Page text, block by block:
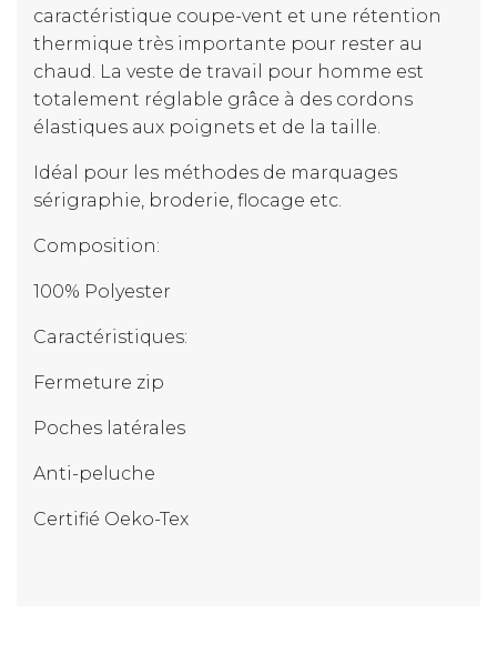
caractéristique coupe-vent et une rétention
thermique très importante pour rester au
chaud. La veste de travail pour homme est
totalement réglable grâce à des cordons
élastiques aux poignets et de la taille.
Idéal pour les méthodes de marquages
sérigraphie, broderie, flocage etc.
Composition:
100% Polyester
Caractéristiques:
Fermeture zip
Poches latérales
Anti-peluche
Certifié Oeko-Tex